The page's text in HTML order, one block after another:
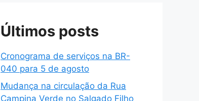
Últimos posts
Cronograma de serviços na BR-
040 para 5 de agosto
Mudança na circulação da Rua
Campina Verde no Salgado Filho